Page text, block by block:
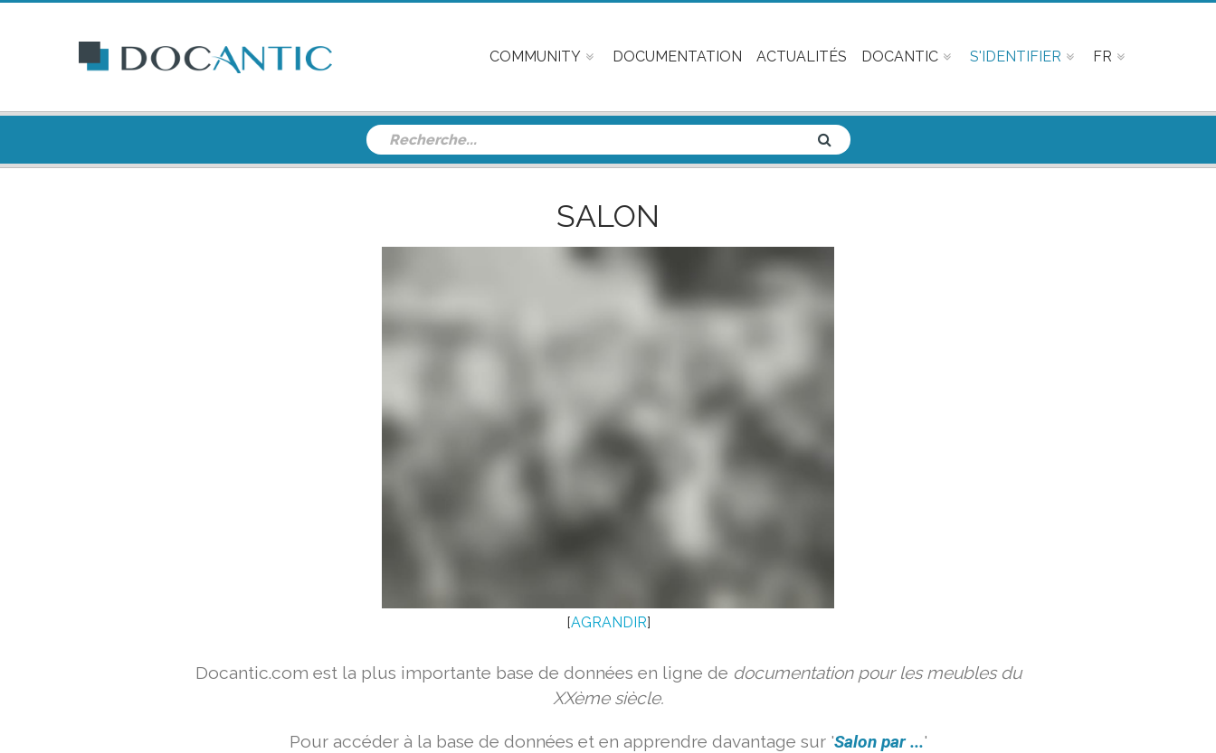
COMMUNITY DOCUMENTATION ACTUALITÉS DOCANTIC S'IDENTIFIER FR
SALON
[AGRANDIR]
Docantic.com est la plus importante base de données en ligne de documentation pour les meubles du
XXème siècle.
Pour accéder à la base de données et en apprendre davantage sur 'Salon par ...'